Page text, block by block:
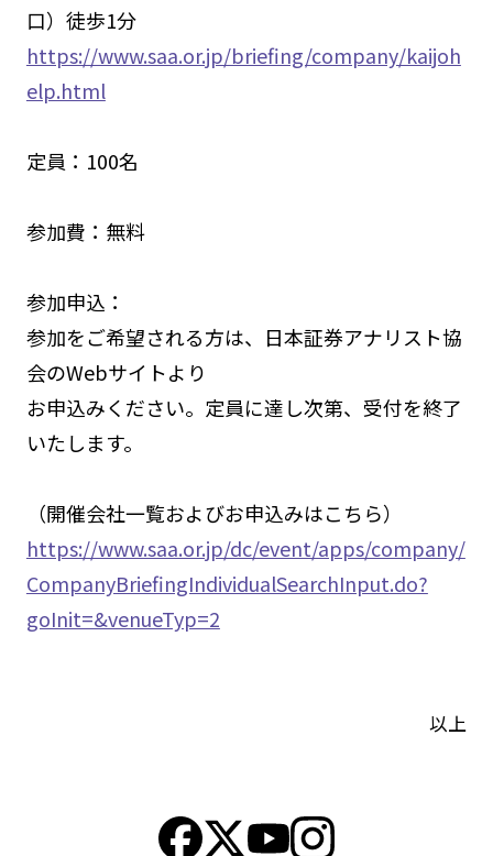
口）徒歩1分
https://www.saa.or.jp/briefing/company/kaijoh
elp.html
定員：100名
参加費：無料
参加申込：
参加をご希望される方は、日本証券アナリスト協
会のWebサイトより
お申込みください。定員に達し次第、受付を終了
いたします。
（開催会社一覧およびお申込みはこちら）
https://www.saa.or.jp/dc/event/apps/company/
CompanyBriefingIndividualSearchInput.do?
goInit=&venueTyp=2
以上